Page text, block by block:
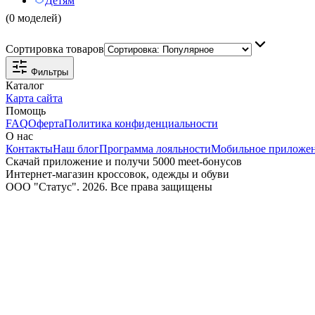
(0 моделей)
Сортировка товаров
Фильтры
Каталог
Карта сайта
Помощь
FAQОфертаПолитика конфиденциальности
О нас
КонтактыНаш блогПрограмма лояльностиМобильное
Скачай приложение и получи 5000 meet-бонусов
Интернет-магазин кроссовок, одежды и обуви
ООО "Статус". 2026. Все права защищены